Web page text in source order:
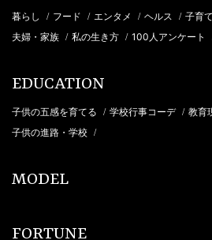
暮らし / フード / エンタメ / ヘルス / 子育て
夫婦・家族 / 私の生き方 / 100人アンケート
EDUCATION
子供の五感を育てる / 学校行事コーデ / 教育
子供の進路・学校 /
MODEL
FORTUNE